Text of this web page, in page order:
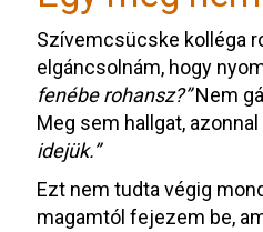
Szívemcsücske kolléga
elgáncsolnám, hogy
fenébe rohansz?”Nem
Meg sem hallgat,
idejük.”
Ezt nem tudta végig
magamtól fejezem be,